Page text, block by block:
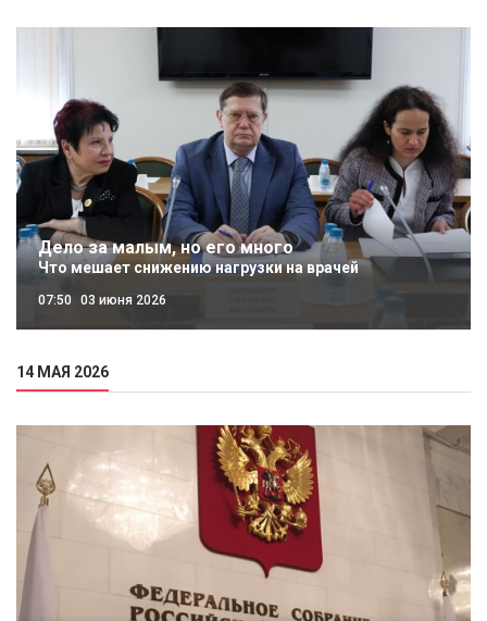
Дело за малым, но его много
Что мешает снижению нагрузки на врачей
07:50 03 июня 2026
14 МАЯ 2026